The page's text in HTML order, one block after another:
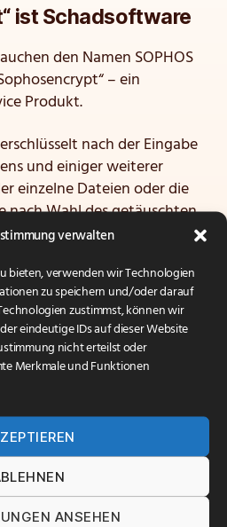
verwalten
bieten, verwenden wir Technologien
zu speichern und/oder darauf
zustimmst, können wir
eindeutige IDs auf dieser Website
nicht erteilst oder
Merkmale und Funktionen
ANSEHEN
ist Schadsoftware
den Namen SOPHOS
– ein
Produkt.
nach der Eingabe
und einiger weiterer
einzelne Dateien oder die
nach Wahl des getäuschten
durch den
eine Datei namens
die zur Zahlung in
und blockiert das in die
integrierte Produkt